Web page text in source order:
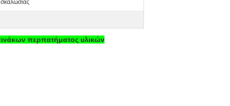
περπατήματος υλικών